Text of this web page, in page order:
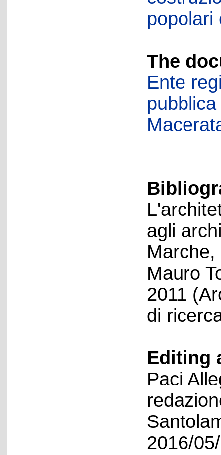
popolari
The
Ente
agli
Marche,
Mauro
2011
di
Editing
Paci
2016/